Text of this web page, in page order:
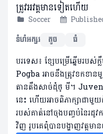
ត្រូវអវត្តមានទៀតហើយ
Soccer
ទំហំអក្សរ
តូច ធំ
បរទេស៖ ខ្សែបម្រើឆ្នើមរ
Pogba អាចនឹងត្រូវខកខា
តានតឹងសាច់ដុំថ្ មី។
នេះ ហើយអាចពិភាក្សាជាមួ
របស់គាត់នៅចុងបញ្ចប់នៃរដូ
វិញ រូបគេពុំបានបង្ហាញវត្ត